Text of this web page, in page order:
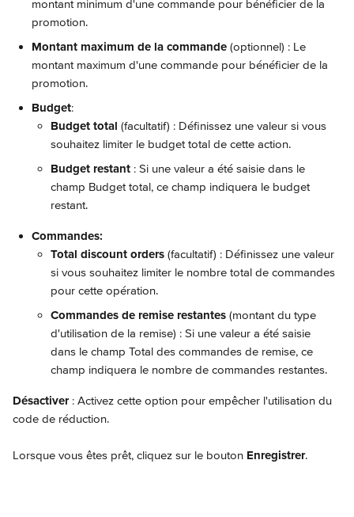
montant minimum d'une commande pour bénéficier de la
promotion.
Montant maximum de la commande (optionnel) : Le
montant maximum d'une commande pour bénéficier de la
promotion.
Budget:
Budget total (facultatif) : Définissez une valeur si vous
souhaitez limiter le budget total de cette action.
Budget restant : Si une valeur a été saisie dans le
champ Budget total, ce champ indiquera le budget
restant.
Commandes:
Total discount orders (facultatif) : Définissez une valeur
si vous souhaitez limiter le nombre total de commandes
pour cette opération.
Commandes de remise restantes (montant du type
d'utilisation de la remise) : Si une valeur a été saisie
dans le champ Total des commandes de remise, ce
champ indiquera le nombre de commandes restantes.
Désactiver : Activez cette option pour empêcher l'utilisation du
code de réduction.
Lorsque vous êtes prêt, cliquez sur le bouton Enregistrer.